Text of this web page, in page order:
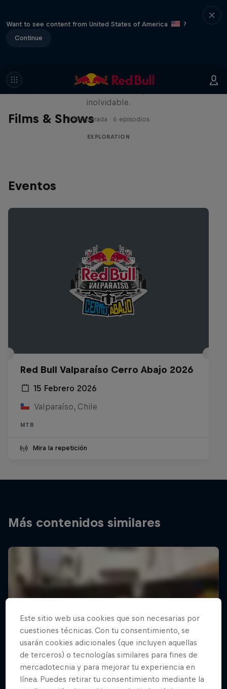
Want to see content from United States of America
?
Continue
Films & Shows
Rob Warner’s Wild Rides
inolvidable.
1 Temporada · 6 episodios
EXPLORATION
Eventos
Red Bull Valparaíso Cerro Abajo 2026
15 Febrero 2026
Valparaíso, Chile
MTB
Mira la repetición
Más contenidos similares
Este sitio web usa cookies que son necesarias por
cuestiones técnicas. Con tu consentimiento, se
usarán cookies adicionales (que incluyen aquellas
de terceros) o tecnologías similares para fines de
mercadotecnia y para mejorar tu experiencia en
línea. Puedes retirar tu consentimiento mediante la